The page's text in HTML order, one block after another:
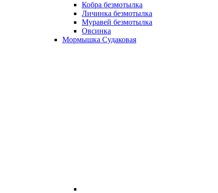
Кобра безмотылка
Личинка безмотылка
Муравей безмотылка
Овсинка
Мормышка Судаковая